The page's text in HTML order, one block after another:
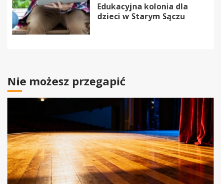
Edukacyjna kolonia dla
dzieci w Starym Sączu
Nie możesz przegapić